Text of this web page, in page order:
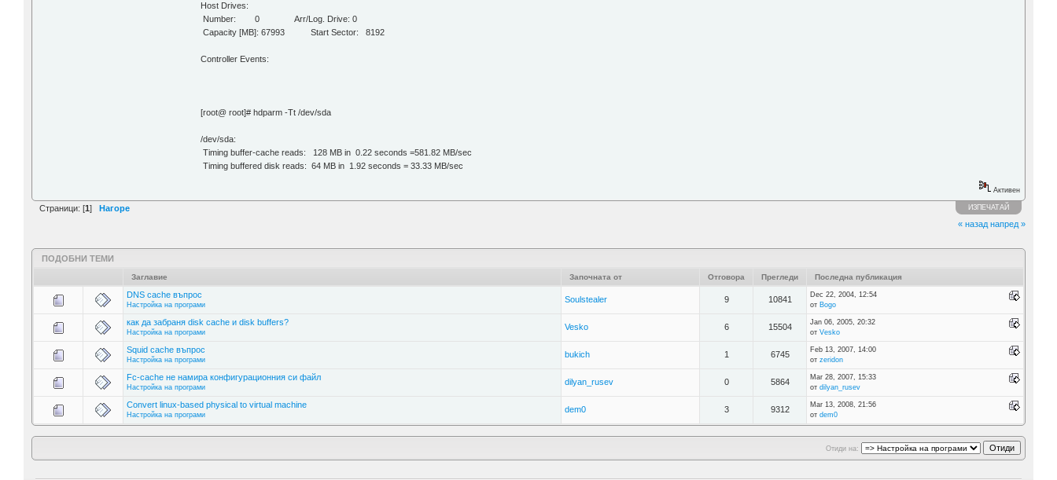
Host Drives:
Number: 0 Arr/Log. Drive: 0
Capacity [MB]: 67993 Start Sector: 8192
Controller Events:
[root@ root]# hdparm -Tt /dev/sda
/dev/sda:
Timing buffer-cache reads: 128 MB in 0.22 seconds =581.82 MB/sec
Timing buffered disk reads: 64 MB in 1.92 seconds = 33.33 MB/sec
Активен
Страници: [1 ] Нагоре ИЗПЕЧАТАЙ
« назад напред »
ПОДОБНИ ТЕМИ
Заглавие Започната от Отговора Прегледи Последна публикация
DNS cache въпрос
Настройка на програми
Soulstealer 9 10841
Dec 22, 2004, 12:54
от Bogo
как да забраня disk cache и disk buffers?
Настройка на програми
Vesko 6 15504
Jan 06, 2005, 20:32
от Vesko
Squid cache въпрос
Настройка на програми
bukich 1 6745
Feb 13, 2007, 14:00
от zeridon
Fc-cache не намира конфигурационния си файл
Настройка на програми
dilyan_rusev 0 5864
Mar 28, 2007, 15:33
от dilyan_rusev
Convert linux-based physical to virtual machine
Настройка на програми
dem0 3 9312
Mar 13, 2008, 21:56
от dem0
Отиди на: